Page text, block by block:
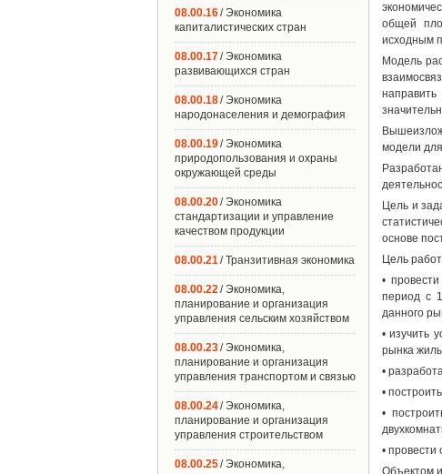
общей
исходным
Модель
модели
Цель и
основе
Цель
•
период с
данного
• изучить
рынка
•
•
•
•
Объектом
08.00.16/ Экономика
капиталистических стран
08.00.17/ Экономика
развивающихся стран
08.00.18/ Экономика
народонаселения и демография
08.00.19/ Экономика
природопользования и охраны
окружающей среды
08.00.20/ Экономика
стандартизации и управление
качеством продукции
08.00.21/ Транзитивная экономика
08.00.22/ Экономика,
планирование и организация
управления сельским хозяйством
08.00.23/ Экономика,
планирование и организация
управления транспортом и связью
08.00.24/ Экономика,
планирование и организация
управления строительством
08.00.25/ Экономика,